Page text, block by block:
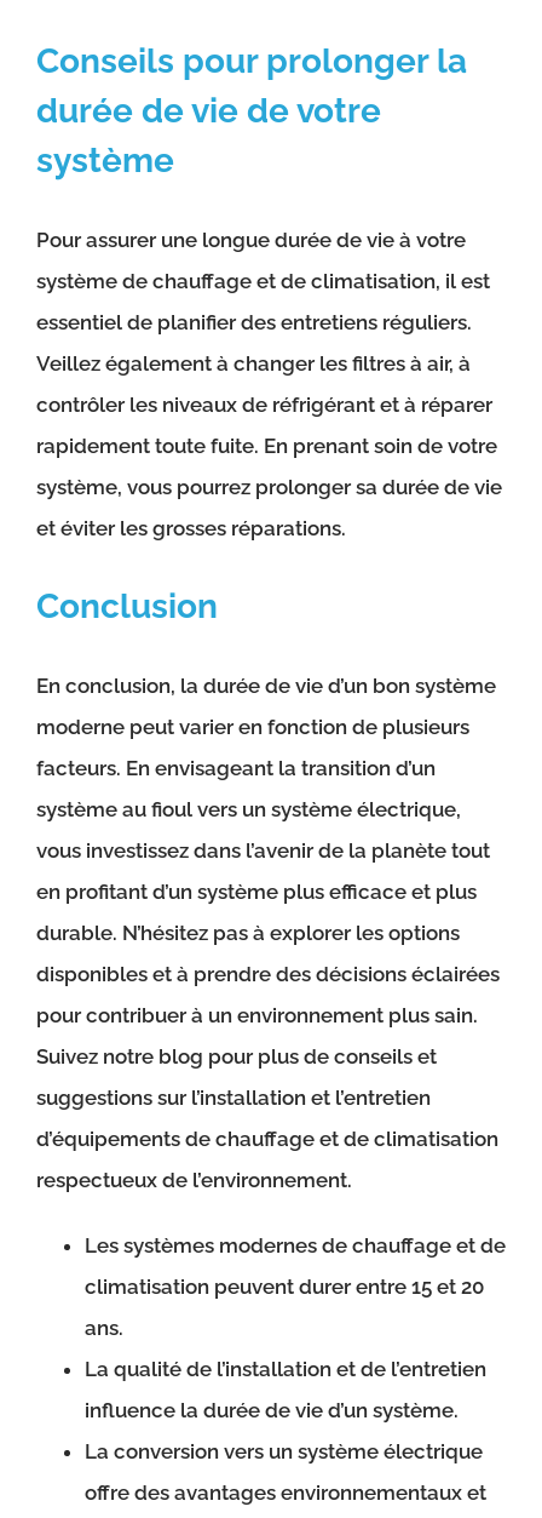
Conseils pour prolonger la
durée de vie de votre
système
Pour assurer une longue durée de vie à votre
système de chauffage et de climatisation, il est
essentiel de planifier des entretiens réguliers.
Veillez également à changer les filtres à air, à
contrôler les niveaux de réfrigérant et à réparer
rapidement toute fuite. En prenant soin de votre
système, vous pourrez prolonger sa durée de vie
et éviter les grosses réparations.
Conclusion
En conclusion, la durée de vie d’un bon système
moderne peut varier en fonction de plusieurs
facteurs. En envisageant la transition d’un
système au fioul vers un système électrique,
vous investissez dans l’avenir de la planète tout
en profitant d’un système plus efficace et plus
durable. N’hésitez pas à explorer les options
disponibles et à prendre des décisions éclairées
pour contribuer à un environnement plus sain.
Suivez notre blog pour plus de conseils et
suggestions sur l’installation et l’entretien
d’équipements de chauffage et de climatisation
respectueux de l’environnement.
Les systèmes modernes de chauffage et de
climatisation peuvent durer entre 15 et 20
ans.
La qualité de l’installation et de l’entretien
influence la durée de vie d’un système.
La conversion vers un système électrique
offre des avantages environnementaux et